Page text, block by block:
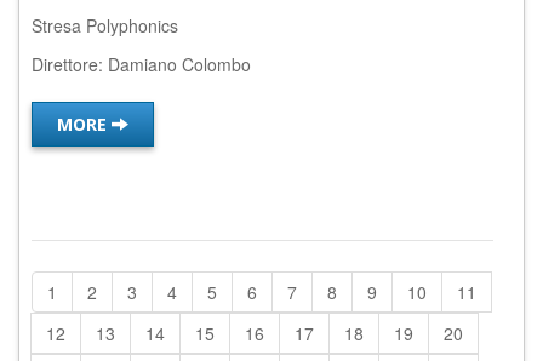
Stresa Polyphonics
Direttore: Damiano Colombo
MORE
1 2 3 4 5 6 7 8 9 10
11
12
13 14 15 16 17 18 19
20